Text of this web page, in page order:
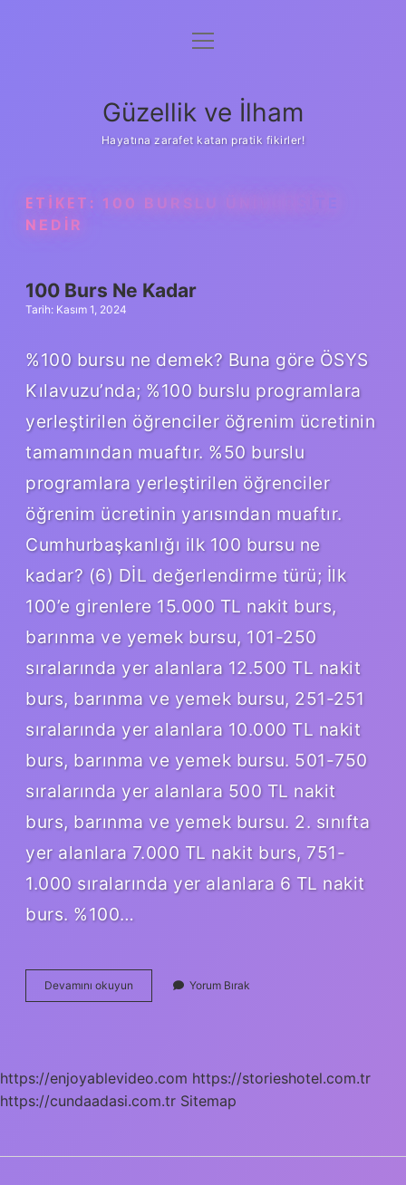
Anasayfa
Yasal Uyarı
menüyü
Güzellik ve İlham
Hayatına zarafet katan pratik fikirler!
ETIKET: 100 BURSLU ÜNIVERSITE
NEDIR
100 Burs Ne Kadar
Tarih: Kasım 1, 2024
%100 bursu ne demek? Buna göre ÖSYS
Kılavuzu’nda; %100 burslu programlara
yerleştirilen öğrenciler öğrenim ücretinin
tamamından muaftır. %50 burslu
programlara yerleştirilen öğrenciler
öğrenim ücretinin yarısından muaftır.
Cumhurbaşkanlığı ilk 100 bursu ne
kadar? (6) DİL değerlendirme türü; İlk
100’e girenlere 15.000 TL nakit burs,
barınma ve yemek bursu, 101-250
sıralarında yer alanlara 12.500 TL nakit
burs, barınma ve yemek bursu, 251-251
sıralarında yer alanlara 10.000 TL nakit
burs, barınma ve yemek bursu. 501-750
sıralarında yer alanlara 500 TL nakit
burs, barınma ve yemek bursu. 2. sınıfta
yer alanlara 7.000 TL nakit burs, 751-
1.000 sıralarında yer alanlara 6 TL nakit
burs. %100…
Devamını okuyun
Burs
Yorum Bırak
https://enjoyablevideo.com https://storieshotel.com.tr
https://cundaadasi.com.tr Sitemap